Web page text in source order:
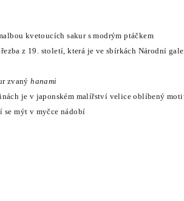
kvetoucích sakur s modrým ptáčkem
z 19. století, která je ve sbírkách Národní
zvanýhanami
je v japonském malířství velice oblíbený
se mýt v myčce nádobí